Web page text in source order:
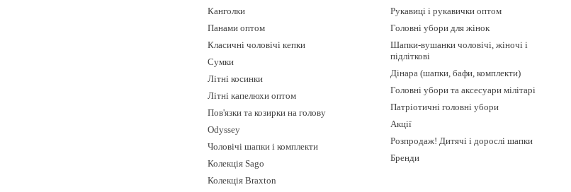
Канголки
Панами оптом
Класичні чоловічі кепки
Сумки
Літні косинки
Літні капелюхи оптом
Пов'язки та козирки на голову
Odyssey
Чоловічі шапки і комплекти
Колекція Sago
Колекція Braxton
Рукавиці і рукавички оптом
Головні убори для жінок
Шапки-вушанки чоловічі, жіночі і
підліткові
Дінара (шапки, бафи, комплекти)
Головні убори та аксесуари мілітарі
Патріотичні головні убори
Акції
Розпродаж! Дитячі і дорослі шапки
Бренди